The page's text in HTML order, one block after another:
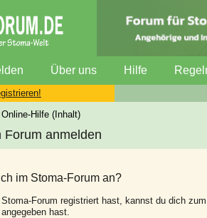
Über uns Hilfe
Online-Hilfe (Inhalt)
Forum anmelden
im Stoma-Forum an?
Forum registriert hast, kannst du dich
hast.